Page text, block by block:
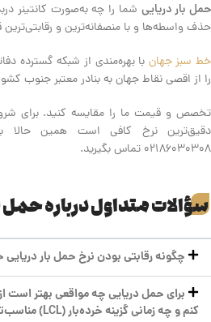
حمل بار دریایی
حذف واسطه‌ها و با منصفانه‌ترین و
خط سبز جهان با بهره‌مندی از شبکه گسترده
را از اقصی نقاط جهان به بنادر معتبر جنوب
تخصص و قیمت ما را مقایسه کنید. برای
02186030308 تماس بگیرید.
سؤالات متداول درباره حمل
چگونه رقابتی بودن نرخ حمل بار
کنم و چه زمانی گزینه خرده‌بار (LCL) مناسب‌تر است؟